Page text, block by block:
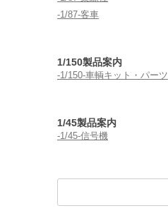
-1/87-客車
1/150製品案内
-1/150-車輌キット・パーツ
1/45製品案内
-1/45-信号機